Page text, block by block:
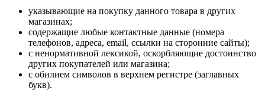
указывающие на покупку данного товара в других
магазинах;
содержащие любые контактные данные (номера
телефонов, адреса, email, ссылки на сторонние сайты);
с ненормативной лексикой, оскорбляющие достоинство
других покупателей или магазина;
с обилием символов в верхнем регистре (заглавных
букв).